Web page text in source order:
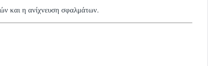
και η ανίχνευση σφαλμάτων.